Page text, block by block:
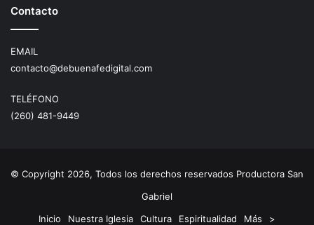
Contacto
EMAIL
contacto@debuenafedigital.com
TELÉFONO
(260) 481-9449
© Copyright 2026, Todos los derechos reservados Productora San
Gabriel
Inicio
Nuestra Iglesia Cultura Espiritualidad Más >